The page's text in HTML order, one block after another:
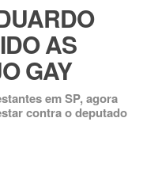
AS
GAY
em SP, agora
contra o deputado